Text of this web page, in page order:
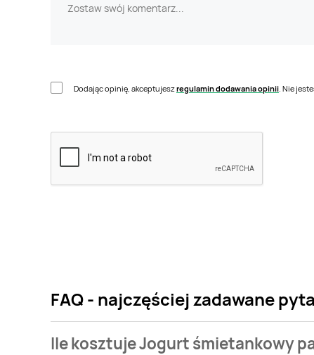
Dodając opinię, akceptujeszregulamin dodawania opinii . Nie
FAQ - najczęściej zadawane
Ile kosztuje Jogurt śmietankowy